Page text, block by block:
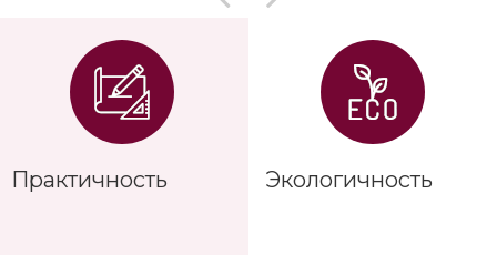
Практичность Экологичность